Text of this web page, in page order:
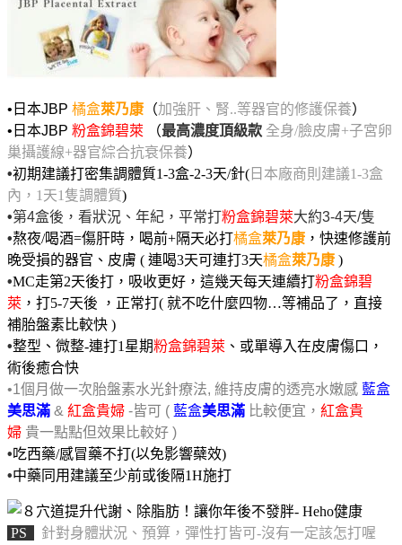
•日本JBP 橘盒萊乃康 （加強肝、腎..等器官的修護保養）
•日本JBP 粉盒錦碧萊 （最高濃度頂級款 全身/臉皮膚+子宮卵
巢攝護線+器官綜合抗衰保養）
•初期建議打密集調體質1-3盒-2-3天/針( 日本廠商則建議1-3盒
內，1天1隻調體質)
•第4盒後，看狀況、年紀，平常打粉盒錦碧萊大約3-4天/隻
•熬夜/喝酒=傷肝時，喝前+隔天必打橘盒萊乃康 ，快速修護前
晚受損的器官、皮膚 ( 連喝3天可連打3天橘盒萊乃康 )
•MC走第2天後打，吸收更好，這幾天每天連續打粉盒錦碧
萊 ，打5-7天後 ，正常打( 就不吃什麼四物…等補品了，直接
補胎盤素比較快 )
•整型、微整-連打1星期粉盒錦碧萊 、或單導入在皮膚傷口，
術後癒合快
•1個月做一次胎盤素水光針療法, 維持皮膚的透亮水嫩感 藍盒
美思滿 & 紅盒貴婦 -皆可 ( 藍盒美思滿 比較便宜， 紅盒貴
婦 貴一點點但效果比較好 )
•吃西藥/感冒藥不打(以免影響蘗效)
•中藥同用建議至少前或後隔1H施打
PS
針對身體狀況、預算，彈性打皆可-沒有一定該怎打喔